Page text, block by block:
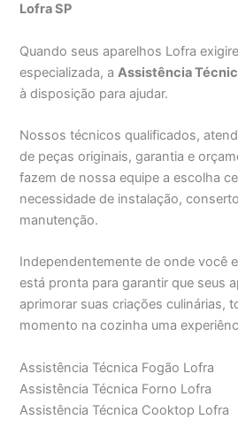
Lofra SP
Quando seus aparelhos Lofra
especializada, a Assistência
à disposição para ajudar.
Nossos técnicos qualificados,
de peças originais, garantia e
fazem de nossa equipe a escolha
necessidade de instalação,
manutenção.
Independentemente de onde você
está pronta para garantir que seus
aprimorar suas criações culinárias,
momento na cozinha uma
Assistência Técnica Fogão Lofra
Assistência Técnica Forno Lofra
Assistência Técnica Cooktop Lofra